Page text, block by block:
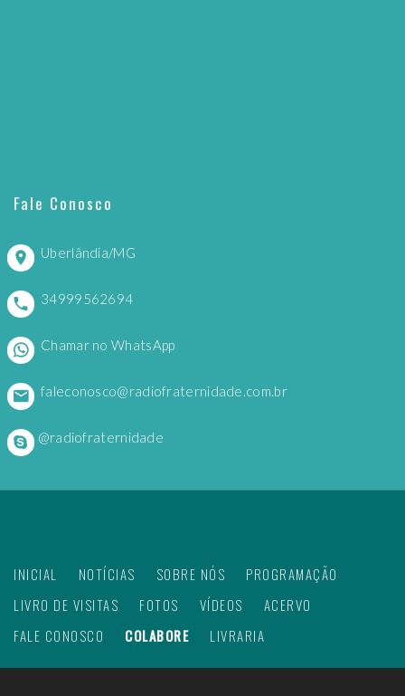
Fale Conosco
Uberlândia/MG
34999562694
Chamar no WhatsApp
faleconosco@radiofraternidade.com.br
@radiofraternidade
INICIAL NOTÍCIAS SOBRE NÓS
PROGRAMAÇÃO
LIVRO DE VISITAS
FOTOS VÍDEOS
ACERVO
FALE CONOSCO
COLABORE LIVRARIA